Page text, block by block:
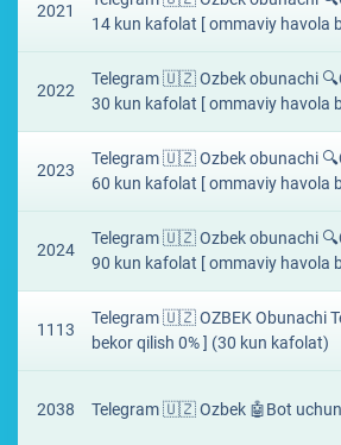
2021
14 kun kafolat [ ommaviy havola
2022
Telegram 🇺🇿 Ozbek obunachi
30 kun kafolat [ ommaviy havola
2023
Telegram 🇺🇿 Ozbek obunachi
60 kun kafolat [ ommaviy havola
2024
Telegram 🇺🇿 Ozbek obunachi
90 kun kafolat [ ommaviy havola
1113
Telegram 🇺🇿 OZBEK Obunachi
bekor qilish 0% ] (30 kun kafolat)
2038 Telegram 🇺🇿 Ozbek 🤖Bot